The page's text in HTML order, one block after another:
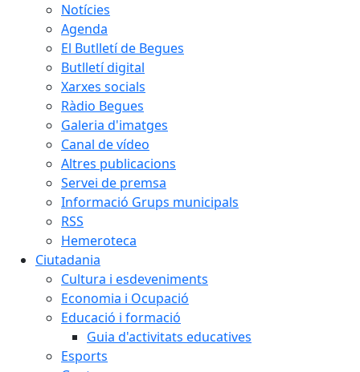
Notícies
Agenda
El Butlletí de Begues
Butlletí digital
Xarxes socials
Ràdio Begues
Galeria d'imatges
Canal de vídeo
Altres publicacions
Servei de premsa
Informació Grups municipals
RSS
Hemeroteca
Ciutadania
Cultura i esdeveniments
Economia i Ocupació
Educació i formació
Guia d'activitats educatives
Esports